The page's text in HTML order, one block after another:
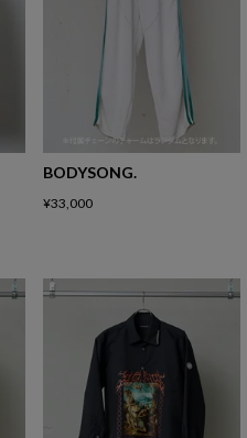
BODYSONG.
¥33,000